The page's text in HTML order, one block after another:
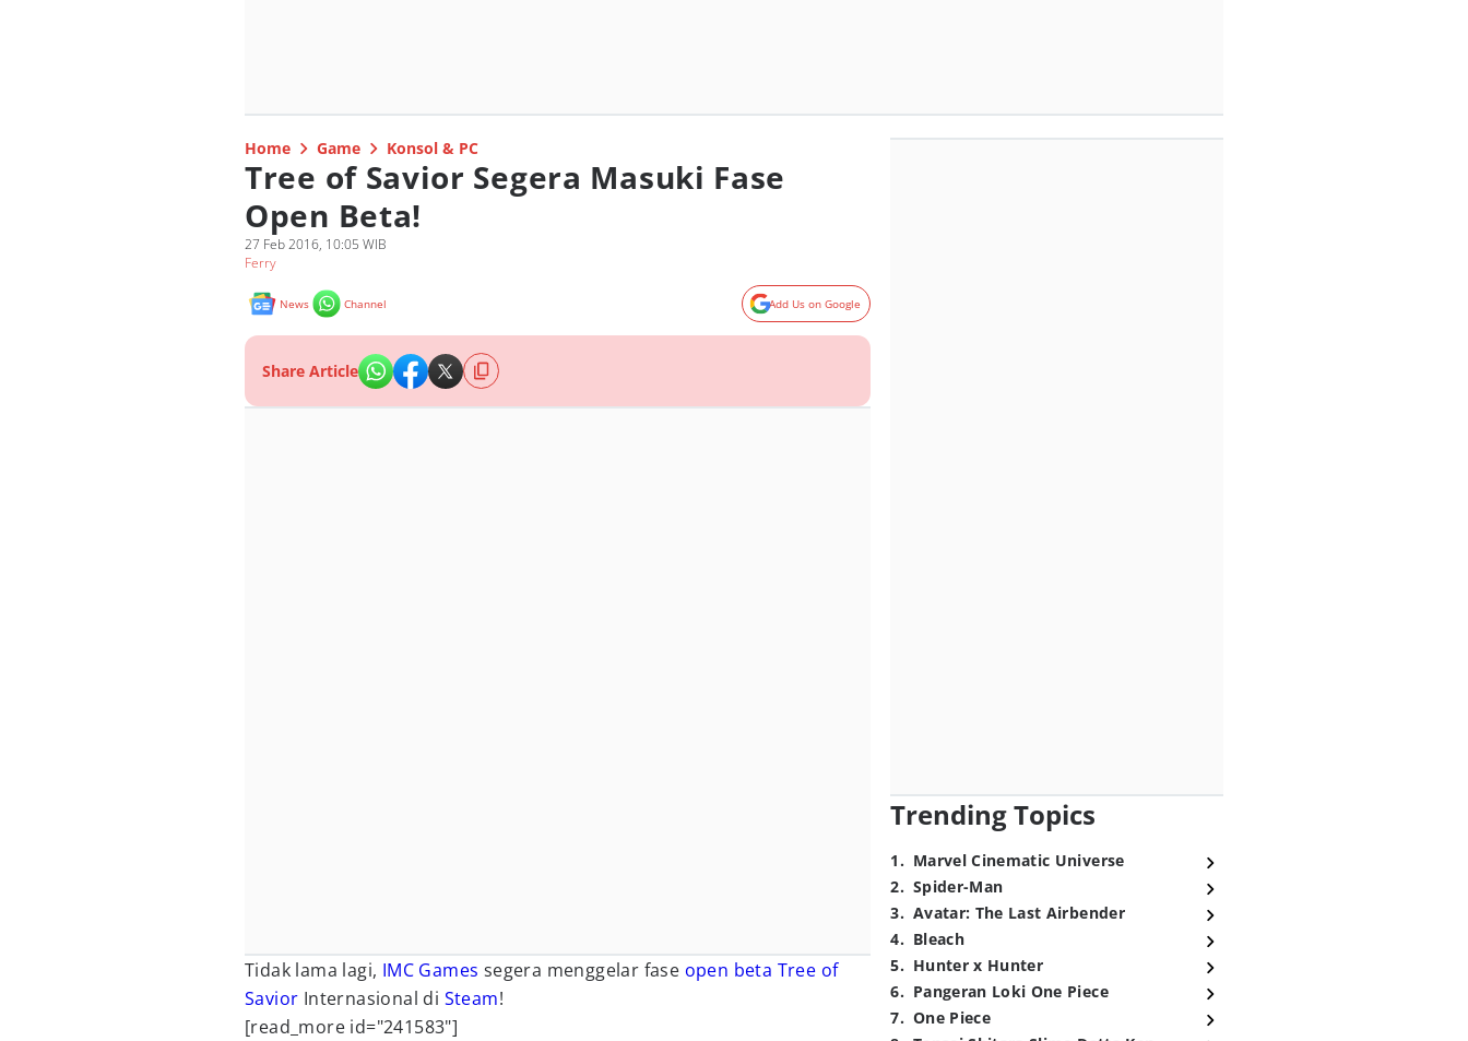
Home Game Konsol & PC
Tree of Savior Segera Masuki Fase
Open Beta!
27 Feb 2016, 10:05 WIB
Ferry
News Channel Add Us on Google
Share Article
Tidak lama lagi, IMC Games segera menggelar fase open beta Tree of
Savior Internasional di Steam!
[read_more id="241583"]
Trending Topics
1. Marvel Cinematic Universe
2. Spider-Man
3. Avatar: The Last Airbender
4. Bleach
5. Hunter x Hunter
6. Pangeran Loki One Piece
7. One Piece